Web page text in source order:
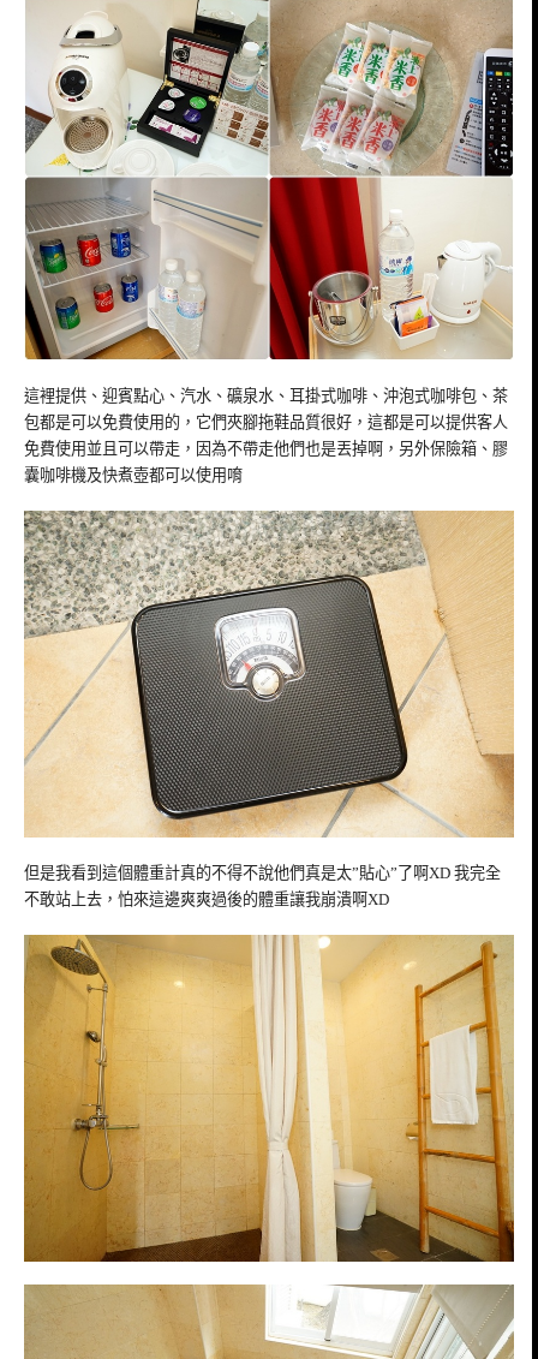
這裡提供、迎賓點心、汽水、礦泉水、耳掛式咖啡、沖泡式咖啡包、茶
包都是可以免費使用的，它們夾腳拖鞋品質很好，這都是可以提供客人
免費使用並且可以帶走，因為不帶走他們也是丟掉啊，另外保險箱、膠
囊咖啡機及快煮壺都可以使用唷
但是我看到這個體重計真的不得不說他們真是太”貼心”了啊XD 我完全
不敢站上去，怕來這邊爽爽過後的體重讓我崩潰啊XD